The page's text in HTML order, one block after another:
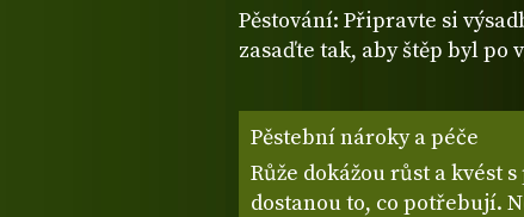
Pěstování: Připravte si
zasaďte tak, aby štěp byl po
Pěstební nároky a péče
Růže dokážou růst a kvést
dostanou to, co potřebují.